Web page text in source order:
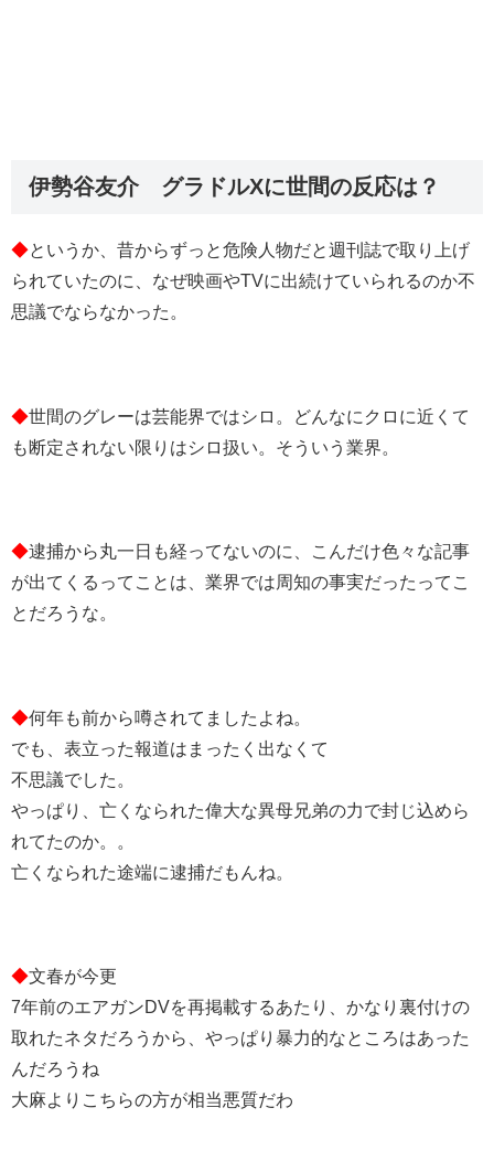
伊勢谷友介 グラドルXに世間の反応は？
◆というか、昔からずっと危険人物だと週刊誌で取り上げ
られていたのに、なぜ映画やTVに出続けていられるのか不
思議でならなかった。
◆世間のグレーは芸能界ではシロ。どんなにクロに近くて
も断定されない限りはシロ扱い。そういう業界。
◆逮捕から丸一日も経ってないのに、こんだけ色々な記事
が出てくるってことは、業界では周知の事実だったってこ
とだろうな。
◆何年も前から噂されてましたよね。
でも、表立った報道はまったく出なくて
不思議でした。
やっぱり、亡くなられた偉大な異母兄弟の力で封じ込めら
れてたのか。。
亡くなられた途端に逮捕だもんね。
◆文春が今更
7年前のエアガンDVを再掲載するあたり、かなり裏付けの
取れたネタだろうから、やっぱり暴力的なところはあった
んだろうね
大麻よりこちらの方が相当悪質だわ